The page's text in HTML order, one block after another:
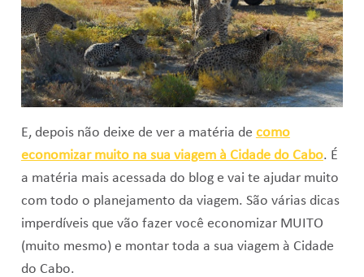
E, depois não deixe de ver a matéria de como
economizar muito na sua viagem à Cidade do Cabo. É
a matéria mais acessada do blog e vai te ajudar muito
com todo o planejamento da viagem. São várias dicas
imperdíveis que vão fazer você economizar MUITO
(muito mesmo) e montar toda a sua viagem à Cidade
do Cabo.